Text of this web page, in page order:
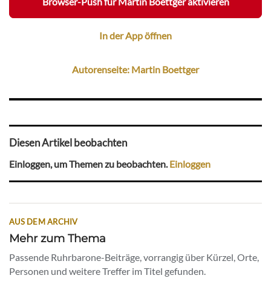
In der App öffnen
Autorenseite: Martin Boettger
Diesen Artikel beobachten
Einloggen, um Themen zu beobachten.Einloggen
AUS DEM ARCHIV
Mehr zum Thema
Passende Ruhrbarone-Beiträge, vorrangig über Kürzel, Orte,
Personen und weitere Treffer im Titel gefunden.